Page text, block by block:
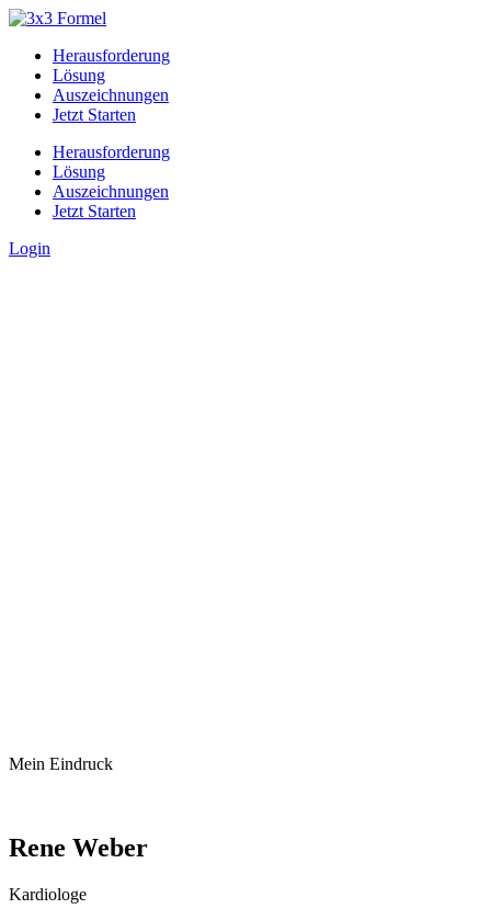
Herausforderung
Lösung
Auszeichnungen
Jetzt Starten
Herausforderung
Lösung
Auszeichnungen
Jetzt Starten
Login
Mein Eindruck
Rene Weber
Kardiologe